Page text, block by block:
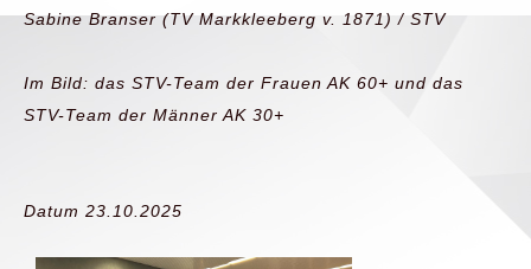
Sabine Branser (TV Markkleeberg v. 1871) / STV
Im Bild: das STV-Team der Frauen AK 60+ und das
STV-Team der Männer AK 30+
Datum 23.10.2025